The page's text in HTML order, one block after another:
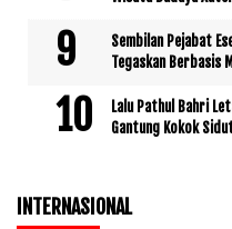
Sembilan Pejabat
Tegaskan Berbasis
Lalu Pathul Bahri
Gantung Kokok
INTERNASIONAL